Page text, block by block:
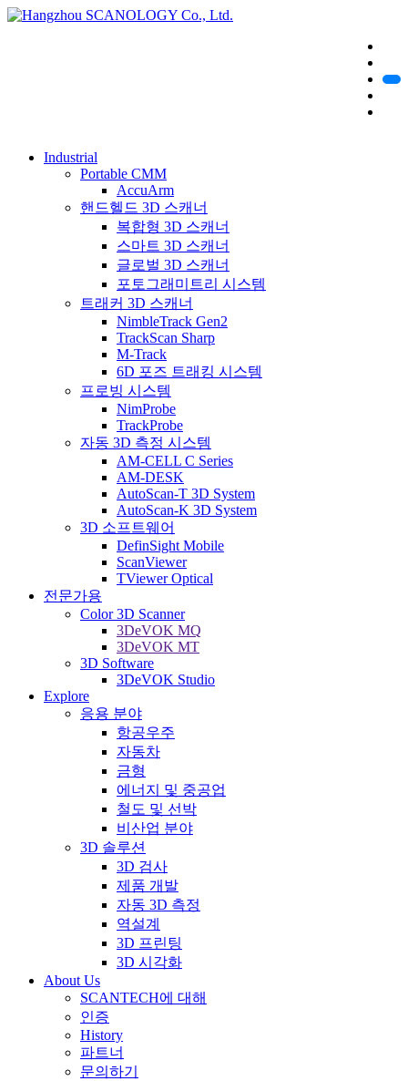
Industrial
Portable CMM
AccuArm
핸드헬드 3D 스캐너
복합형 3D 스캐너
스마트 3D 스캐너
글로벌 3D 스캐너
포토그래미트리 시스템
트래커 3D 스캐너
NimbleTrack Gen2
TrackScan Sharp
M-Track
6D 포즈 트래킹 시스템
프로빙 시스템
NimProbe
TrackProbe
자동 3D 측정 시스템
AM-CELL C Series
AM-DESK
AutoScan-T 3D System
AutoScan-K 3D System
3D 소프트웨어
DefinSight Mobile
ScanViewer
TViewer Optical
전문가용
Color 3D Scanner
3DeVOK MQ
3DeVOK MT
3D Software
3DeVOK Studio
Explore
응용 분야
항공우주
자동차
금형
에너지 및 중공업
철도 및 선박
비산업 분야
3D 솔루션
3D 검사
제품 개발
자동 3D 측정
역설계
3D 프린팅
3D 시각화
About Us
SCANTECH에 대해
인증
History
파트너
문의하기